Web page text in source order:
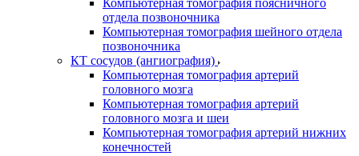
Компьютерная томография поясничного
отдела позвоночника
Компьютерная томография шейного отдела
позвоночника
КТ сосудов (ангиография)
Компьютерная томография артерий
головного мозга
Компьютерная томография артерий
головного мозга и шеи
Компьютерная томография артерий нижних
конечностей